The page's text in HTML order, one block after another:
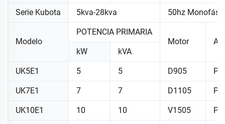
Serie Kubota 5kva-28kva 50hz
Modelo
POTENCIA PRIMARIA
Motor
kW
kVA
UK5E1 5 5 D905
UK7E1 7 7 D1105
UK10E1 10 10 V1505